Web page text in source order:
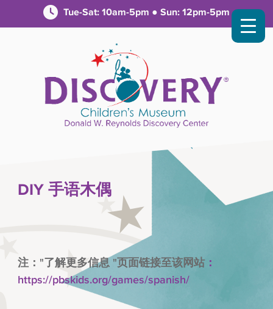
Tue-Sat: 10am-5pm ● Sun: 12pm-5pm
DIY 手语木偶
注："了解更多信息 "页面链接至该网站：
https://pbskids.org/games/spanish/